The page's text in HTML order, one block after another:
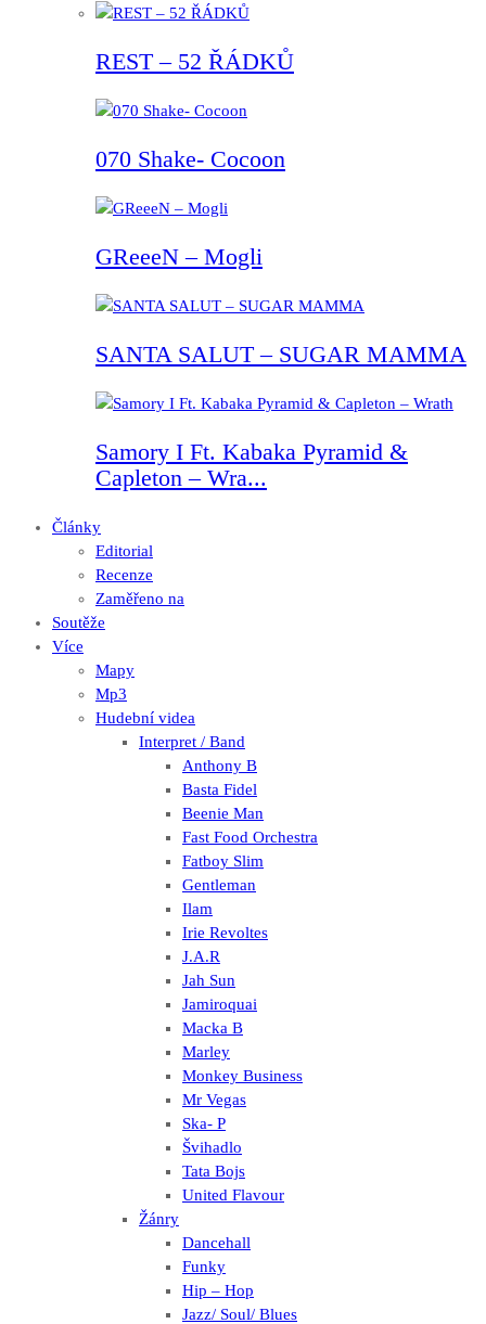
REST – 52 ŘÁDKŮ
070 Shake- Cocoon
GReeeN – Mogli
SANTA SALUT – SUGAR MAMMA
Samory I Ft. Kabaka Pyramid &
Capleton – Wra...
Články
Editorial
Recenze
Zaměřeno na
Soutěže
Více
Mapy
Mp3
Hudební videa
Interpret / Band
Anthony B
Basta Fidel
Beenie Man
Fast Food Orchestra
Fatboy Slim
Gentleman
Ilam
Irie Revoltes
J.A.R
Jah Sun
Jamiroquai
Macka B
Marley
Monkey Business
Mr Vegas
Ska- P
Švihadlo
Tata Bojs
United Flavour
Žánry
Dancehall
Funky
Hip – Hop
Jazz/ Soul/ Blues